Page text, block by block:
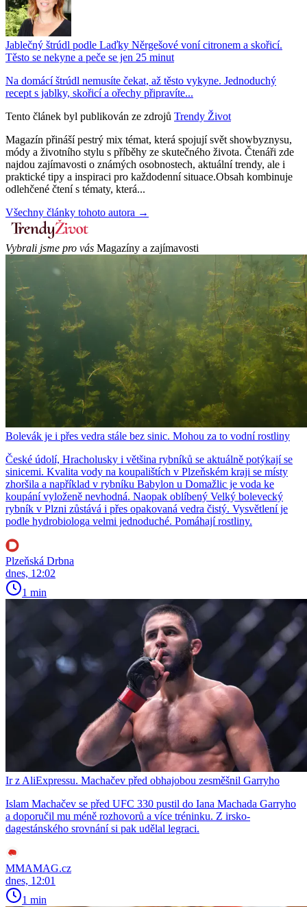
Jablečný štrúdl podle Laďky Něrgešové voní citronem a skořicí.
Těsto se nekyne a peče se jen 25 minut
Na domácí štrúdl nemusíte čekat, až těsto vykyne. Jednoduchý
recept s jablky, skořicí a ořechy připravíte...
Tento článek byl publikován ze zdrojů Trendy Život
Magazín přináší pestrý mix témat, která spojují svět showbyznysu,
módy a životního stylu s příběhy ze skutečného života. Čtenáři zde
najdou zajímavosti o známých osobnostech, aktuální trendy, ale i
praktické tipy a inspiraci pro každodenní situace.Obsah kombinuje
odlehčené čtení s tématy, která...
Všechny články tohoto autora →
Vybrali jsme pro vás Magazíny a zajímavosti
Bolevák je i přes vedra stále bez sinic. Mohou za to vodní rostliny
České údolí, Hracholusky i většina rybníků se aktuálně potýkají se
sinicemi. Kvalita vody na koupalištích v Plzeňském kraji se místy
zhoršila a například v rybníku Babylon u Domažlic je voda ke
koupání vyloženě nevhodná. Naopak oblíbený Velký bolevecký
rybník v Plzni zůstává i přes opakovaná vedra čistý. Vysvětlení je
podle hydrobiologa velmi jednoduché. Pomáhají rostliny.
Plzeňská Drbna
dnes, 12:02
1 min
Ir z AliExpressu. Machačev před obhajobou zesměšnil Garryho
Islam Machačev se před UFC 330 pustil do Iana Machada Garryho
a doporučil mu méně rozhovorů a více tréninku. Z irsko-
dagestánského srovnání si pak udělal legraci.
MMAMAG.cz
dnes, 12:01
1 min